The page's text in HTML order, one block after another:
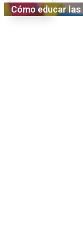
Guía
Cómo educar